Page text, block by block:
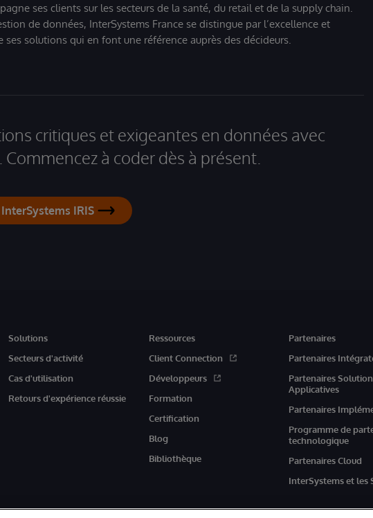
ses clients sur les secteurs de la santé, du retail et de la supply chain.
de données, InterSystems France se distingue par l’excellence et
ses solutions qui en font une référence auprès des décideurs.
critiques et exigeantes en données avec
à coder dès à présent.
IRIS
Solutions
Secteurs d'activité
Cas d'utilisation
Retours d'expérience réussie
Ressources
Client Connection
Développeurs
Formation
Certification
Blog
Bibliothèque
Partenaires
Partenaires
Partenaires
Applicatives
Partenaires
Programme de
technologique
Partenaires Cloud
InterSystems et les